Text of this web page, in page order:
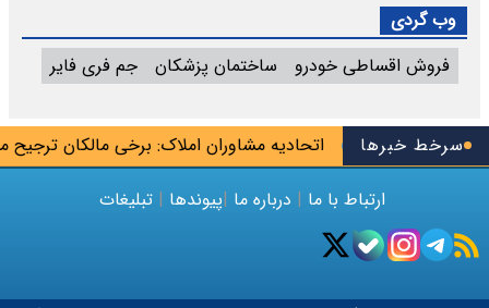
سرخط خبرها اتحادیه مشاوران املاک: برخی مالکان ترجیح
وب گردی
فروش اقساطی خودرو
ساختمان پزشکان جم فری فایر
ارتباط با ما | درباره ما |پیوندها | تبلیغات